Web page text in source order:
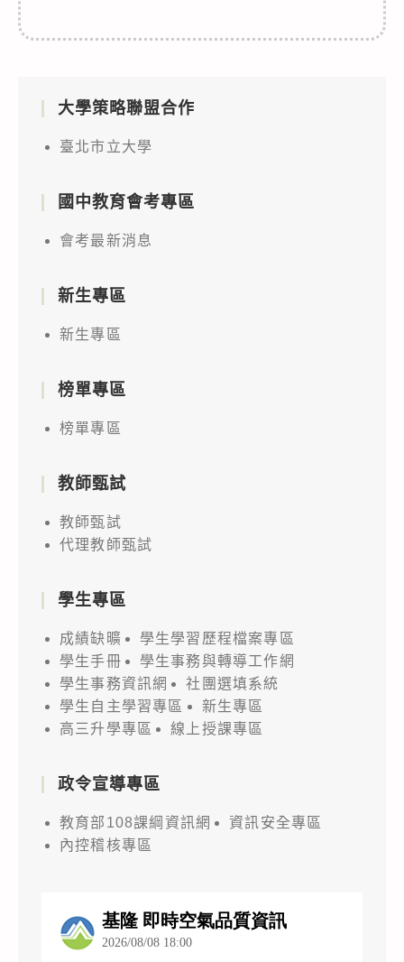
大學策略聯盟合作
臺北市立大學
國中教育會考專區
會考最新消息
新生專區
新生專區
榜單專區
榜單專區
教師甄試
教師甄試
代理教師甄試
學生專區
成績缺曠
學生學習歷程檔案專區
學生手冊
學生事務與轉導工作網
學生事務資訊網
社團選填系統
學生自主學習專區
新生專區
高三升學專區
線上授課專區
政令宣導專區
教育部108課綱資訊網
資訊安全專區
內控稽核專區